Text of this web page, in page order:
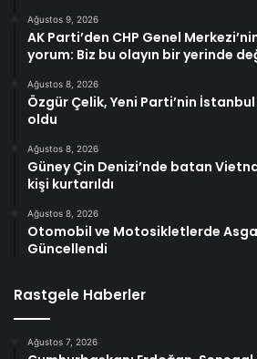
Ağustos 9, 2026
AK Parti’den CHP Genel
yorum: Biz bu olayın bir yerinde
Ağustos 8, 2026
Özgür Çelik, Yeni Parti’nin
oldu
Ağustos 8, 2026
Güney Çin Denizi’nde batan
kişi kurtarıldı
Ağustos 8, 2026
Otomobil ve Motosikletlerde
Güncellendi
Rastgele Haberler
Ağustos 7, 2026